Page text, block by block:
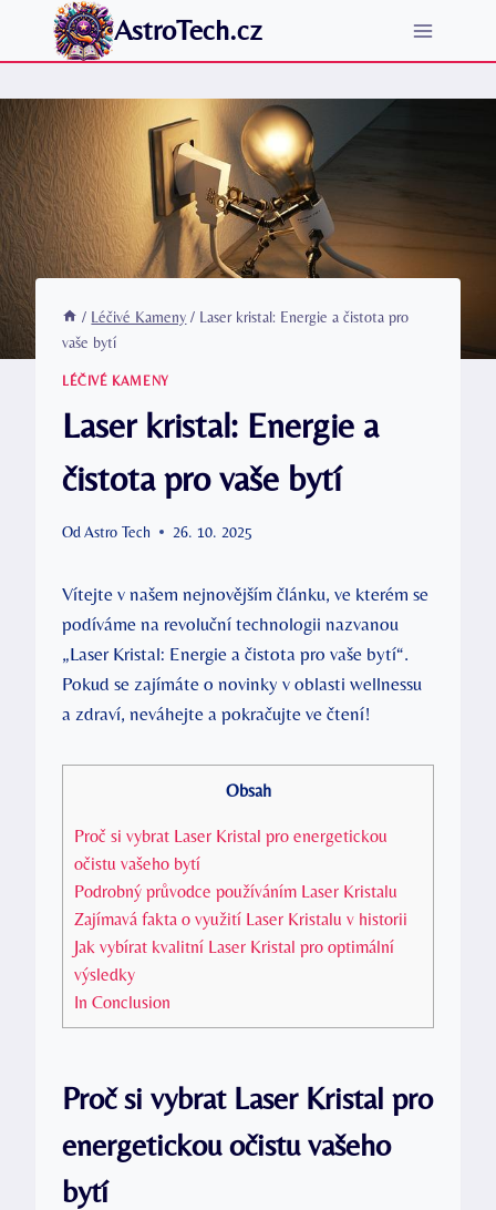
Přeskočit
AstroTech.cz
/ Léčivé Kameny / Laser kristal: Energie a čistota pro
vaše bytí
LÉČIVÉ KAMENY
Laser kristal: Energie a
čistota pro vaše bytí
Od Astro Tech 26. 10. 2025
Vítejte v našem nejnovějším článku, ve kterém se
podíváme na revoluční technologii nazvanou
„Laser Kristal: Energie a čistota pro vaše bytí“.
Pokud se zajímáte o novinky v oblasti wellnessu
a zdraví, neváhejte a pokračujte ve čtení!
Obsah
Proč si vybrat Laser Kristal pro energetickou
očistu vašeho bytí
Podrobný průvodce používáním Laser Kristalu
Zajímavá fakta o využití Laser Kristalu v historii
Jak vybírat kvalitní Laser Kristal pro optimální
výsledky
In Conclusion
Proč si vybrat Laser Kristal pro
energetickou očistu vašeho
bytí